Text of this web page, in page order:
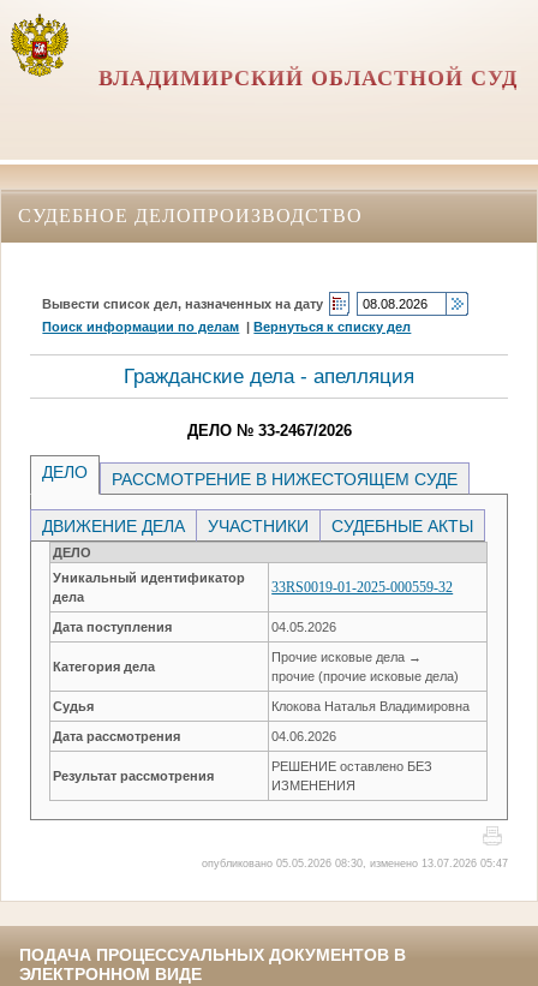
ВЛАДИМИРСКИЙ ОБЛАСТНОЙ СУД
СУДЕБНОЕ ДЕЛОПРОИЗВОДСТВО
Вывести список дел, назначенных на дату
Поиск информации по делам |Вернуться к списку дел
Гражданские дела - апелляция
ДЕЛО № 33-2467/2026
ДЕЛО РАССМОТРЕНИЕ В НИЖЕСТОЯЩЕМ СУДЕ
ДВИЖЕНИЕ ДЕЛА УЧАСТНИКИ СУДЕБНЫЕ АКТЫ
ДЕЛО
Уникальный идентификатор
дела
33RS0019-01-2025-000559-32
Дата поступления 04.05.2026
Категория дела
Прочие исковые дела →
прочие (прочие исковые дела)
Судья Клокова Наталья Владимировна
Дата рассмотрения 04.06.2026
Результат рассмотрения
РЕШЕНИЕ оставлено БЕЗ
ИЗМЕНЕНИЯ
опубликовано 05.05.2026 08:30, изменено 13.07.2026 05:47
ПОДАЧА ПРОЦЕССУАЛЬНЫХ ДОКУМЕНТОВ В
ЭЛЕКТРОННОМ ВИДЕ